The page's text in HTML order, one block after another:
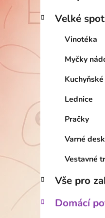
Velké
Vinotéka
Myčky
Lednice
Pračky
Varné
Vestavné
Vše pro
Domácí